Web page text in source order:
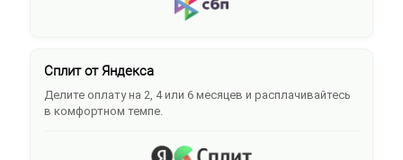
Сплит от Яндекса
Делите оплату на 2, 4 или 6 месяцев и расплачивайтесь
в комфортном темпе.